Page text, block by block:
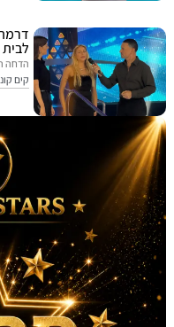
דרמה
לבית האח
הדחה ראשונה בבית
קים קונקשנ'ס